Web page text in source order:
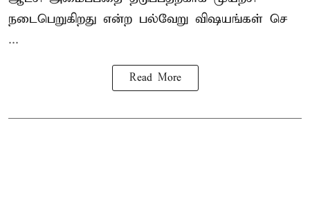
நடைபெறுகிறது என்ற பல்வேறு விஷயங்கள் செ
...
Read More